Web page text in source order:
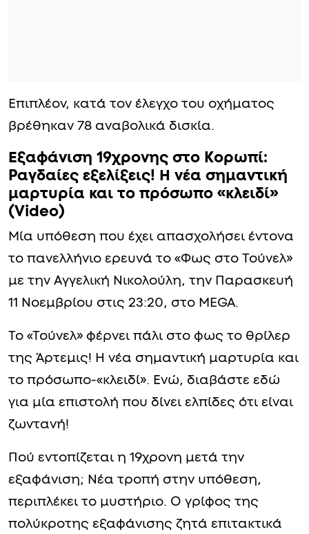
Επιπλέον, κατά τον έλεγχο του οχήματος
βρέθηκαν 78 αναβολικά δισκία.
Εξαφάνιση 19χρονης στο Κορωπί:
Ραγδαίες εξελίξεις! Η νέα σημαντική
μαρτυρία και το πρόσωπο «κλειδί»
(Video)
Μία υπόθεση που έχει απασχολήσει έντονα
το πανελλήνιο ερευνά το «Φως στο Τούνελ»
με την Αγγελική Νικολούλη, την Παρασκευή
11 Νοεμβρίου στις 23:20, στο MEGA.
Το «Τούνελ» φέρνει πάλι στο φως το θρίλερ
της Άρτεμις! Η νέα σημαντική μαρτυρία και
το πρόσωπο-«κλειδί». Ενώ, διαβάστε εδώ
για μία επιστολή που δίνει ελπίδες ότι είναι
ζωντανή!
Πού εντοπίζεται η 19χρονη μετά την
εξαφάνιση; Νέα τροπή στην υπόθεση,
περιπλέκει το μυστήριο. Ο γρίφος της
πολύκροτης εξαφάνισης ζητά επιτακτικά